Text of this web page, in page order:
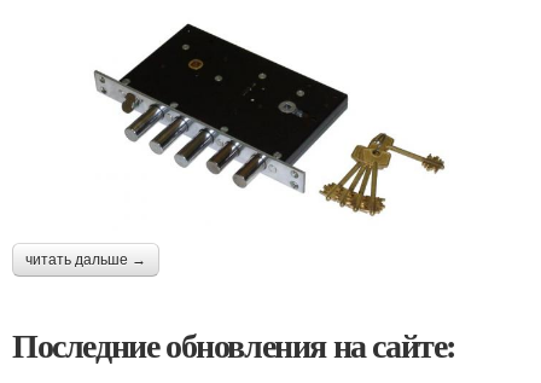
читать дальше →
Последние обновления на сайте: